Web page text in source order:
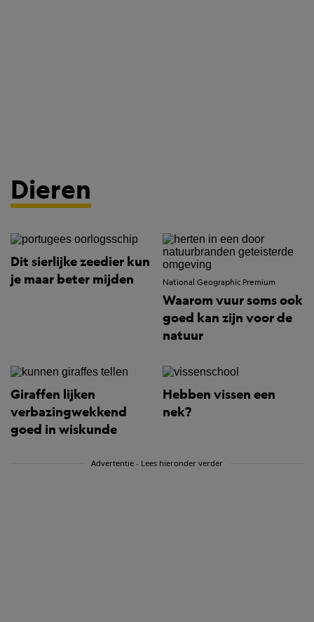
Dieren
Dit sierlijke zeedier kun
je maar beter mijden
National Geographic Premium
Waarom vuur soms ook
goed kan zijn voor de
natuur
Giraffen lijken
verbazingwekkend
goed in wiskunde
Hebben vissen een
nek?
Advertentie - Lees hieronder verder